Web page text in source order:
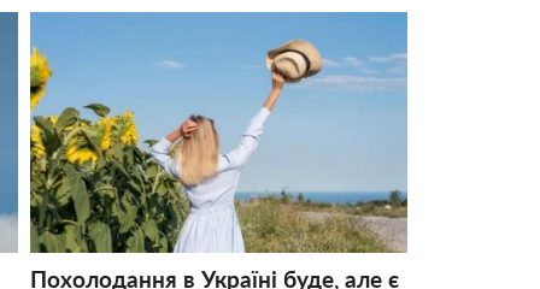
Похолодання в Україні буде, але є